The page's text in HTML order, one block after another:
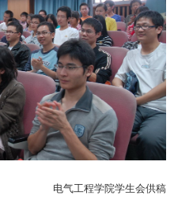
电气工程学院学生会供稿